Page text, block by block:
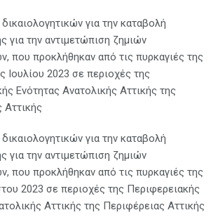
για την καταβολή
για την αντιμετώπιση ζημιών
που προκλήθηκαν από τις πυρκαγιές της
Ιουλίου 2023 σε περιοχές της
Ενότητας Ανατολικής Αττικής της
Αττικής
για την καταβολή
για την αντιμετώπιση ζημιών
που προκλήθηκαν από τις πυρκαγιές της
2023 σε περιοχές της Περιφερειακής
Αττικής της Περιφέρειας Αττικής